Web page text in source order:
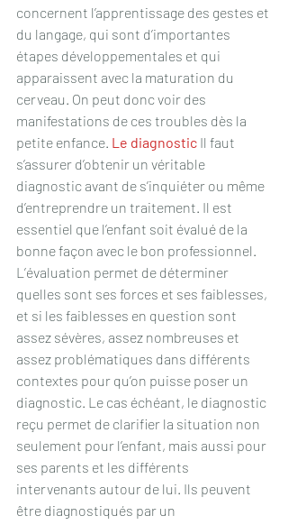
concernent l’apprentissage des gestes et
du langage, qui sont d’importantes
étapes développementales et qui
apparaissent avec la maturation du
cerveau. On peut donc voir des
manifestations de ces troubles dès la
petite enfance. Le diagnostic Il faut
s’assurer d’obtenir un véritable
diagnostic avant de s’inquiéter ou même
d’entreprendre un traitement. Il est
essentiel que l’enfant soit évalué de la
bonne façon avec le bon professionnel.
L’évaluation permet de déterminer
quelles sont ses forces et ses faiblesses,
et si les faiblesses en question sont
assez sévères, assez nombreuses et
assez problématiques dans différents
contextes pour qu’on puisse poser un
diagnostic. Le cas échéant, le diagnostic
reçu permet de clarifier la situation non
seulement pour l’enfant, mais aussi pour
ses parents et les différents
intervenants autour de lui. Ils peuvent
être diagnostiqués par un